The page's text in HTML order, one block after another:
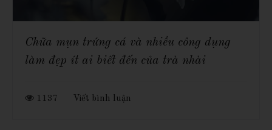
Chữa mụn trứng cá và nhiều công dụng
làm đẹp ít ai biết đến của trà nhài
1137 Viết bình luận